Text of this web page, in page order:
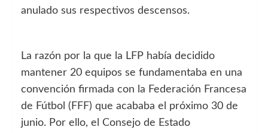
anulado sus respectivos descensos.
La razón por la que la LFP había decidido
mantener 20 equipos se fundamentaba en una
convención firmada con la Federación Francesa
de Fútbol (FFF) que acababa el próximo 30 de
junio. Por ello, el Consejo de Estado